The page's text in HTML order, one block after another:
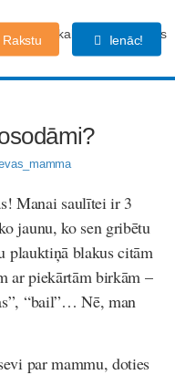
kalendārs Forums
Rakstu Ienāc!
Manai saulītei ir 3
jaunu, ko sen gribētu
plauktiņā blakus citām
ar piekārtām birkām –
“bail”… Nē, man
par mammu, doties